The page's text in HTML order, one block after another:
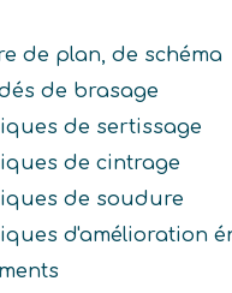
de plan, de schéma
de brasage
de sertissage
de cintrage
de soudure
d'amélioration